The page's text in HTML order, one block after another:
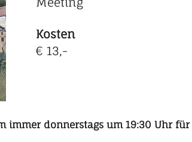
Kosten
€ 13,-
immer donnerstags um 19:30 Uhr für